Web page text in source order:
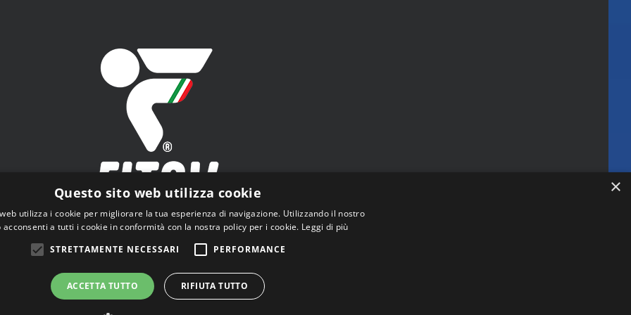
- Federazione Italiana Tiro a Volo - Viale Tiziano n.74, 00196 Roma (RM)
© Copyright2026 | Tutti i diritti riservati |Privacy Policy
×
Questo sito web utilizza cookie
utilizza i cookie per migliorare la tua esperienza di navigazione. Utilizzando il nostro
acconsenti a tutti i cookie in conformità con la nostra policy per i cookie. Leggi di più
STRETTAMENTE NECESSARI
PERFORMANCE
ACCETTA TUTTO RIFIUTA TUTTO